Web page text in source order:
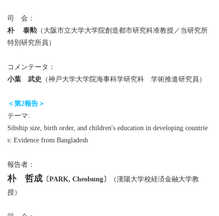
司 会：
朴 泰勲 （大阪市立大学大学院創造都市研究科准教授／当研究所
特別研究所員）
コメンテータ：
小葉 武史 （神戸大学大学院海事科学研究科 学術推進研究員）
＜第2報告＞
テーマ:
Sibship size, birth order, and children's education in developing countrie
s: Evidence from Bangladesh
報告者：
朴 哲成 〔PARK, Cheolsung〕
（漢陽大学校経済金融大学教
授）